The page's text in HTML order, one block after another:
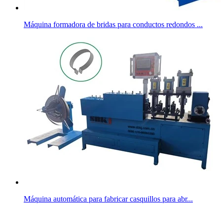
Máquina formadora de bridas para conductos redondos ...
Máquina automática para fabricar casquillos para abr...